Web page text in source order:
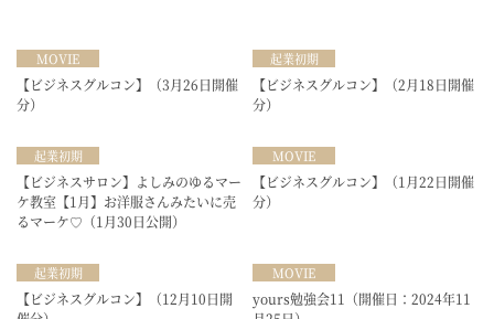
MOVIE
【ビジネスグルコン】（3月26日開催
分）
起業初期
【ビジネスグルコン】（2月18日開催
分）
起業初期
【ビジネスサロン】よしみのゆるマー
ケ教室【1月】お洋服さんみたいに売
るマーケ♡（1月30日公開）
MOVIE
【ビジネスグルコン】（1月22日開催
分）
起業初期
【ビジネスグルコン】（12月10日開
MOVIE
yours勉強会11（開催日：2024年11